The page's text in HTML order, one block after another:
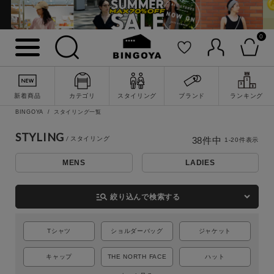
0
新着商品 カテゴリ スタイリング ブランド ランキング
詳細検索
BINGOYA スタイリング一覧
STYLING
MENS LADIES
manage_search 絞り込んで検索する
Tシャツ ショルダーバッグ ジャケット
キャップ THE NORTH FACE ハット
38件中 1-20件表示